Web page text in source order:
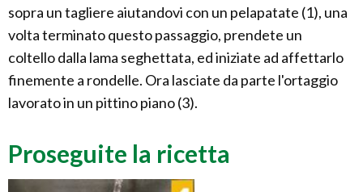
sopra un tagliere aiutandovi con un pelapatate (1), una
volta terminato questo passaggio, prendete un
coltello dalla lama seghettata, ed iniziate ad affettarlo
finemente a rondelle. Ora lasciate da parte l'ortaggio
lavorato in un pittino piano (3).
Proseguite la ricetta